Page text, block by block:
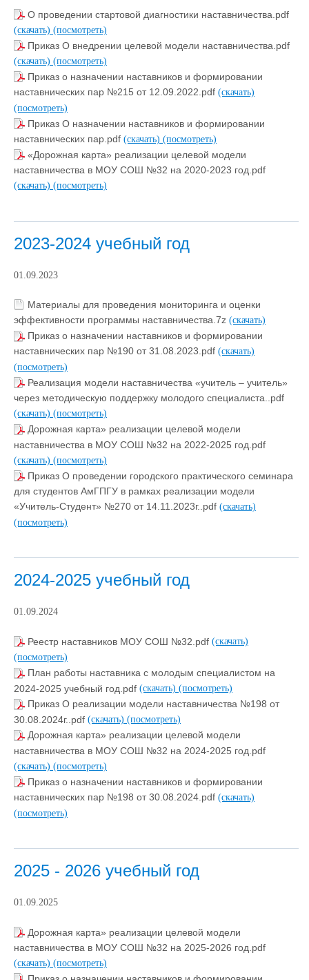
О проведении стартовой диагностики наставничества.pdf
(скачать) (посмотреть)
Приказ О внедрении целевой модели наставничества.pdf
(скачать) (посмотреть)
Приказ о назначении наставников и формировании
наставнических пар №215 от 12.09.2022.pdf (скачать)
(посмотреть)
Приказ О назначении наставников и формировании
наставнических пар.pdf (скачать) (посмотреть)
«Дорожная карта» реализации целевой модели
наставничества в МОУ СОШ №32 на 2020-2023 год.pdf
(скачать) (посмотреть)
2023-2024 учебный год
01.09.2023
Материалы для проведения мониторинга и оценки
эффективности программы наставничества.7z (скачать)
Приказ о назначении наставников и формировании
наставнических пар №190 от 31.08.2023.pdf (скачать)
(посмотреть)
Реализация модели наставничества «учитель – учитель»
через методическую поддержку молодого специалиста..pdf
(скачать) (посмотреть)
Дорожная карта» реализации целевой модели
наставничества в МОУ СОШ №32 на 2022-2025 год.pdf
(скачать) (посмотреть)
Приказ О проведении городского практического семинара
для студентов АмГПГУ в рамках реализации модели
«Учитель-Студент» №270 от 14.11.2023г..pdf (скачать)
(посмотреть)
2024-2025 учебный год
01.09.2024
Реестр наставников МОУ СОШ №32.pdf (скачать)
(посмотреть)
План работы наставника с молодым специалистом на
2024-2025 учебный год.pdf (скачать) (посмотреть)
Приказ О реализации модели наставничества №198 от
30.08.2024г..pdf (скачать) (посмотреть)
Дорожная карта» реализации целевой модели
наставничества в МОУ СОШ №32 на 2024-2025 год.pdf
(скачать) (посмотреть)
Приказ о назначении наставников и формировании
наставнических пар №198 от 30.08.2024.pdf (скачать)
(посмотреть)
2025 - 2026 учебный год
01.09.2025
Дорожная карта» реализации целевой модели
наставничества в МОУ СОШ №32 на 2025-2026 год.pdf
(скачать) (посмотреть)